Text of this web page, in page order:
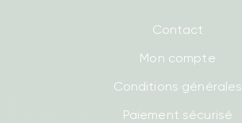
Contact
Mon compte
Conditions générales
Paiement sécurisé